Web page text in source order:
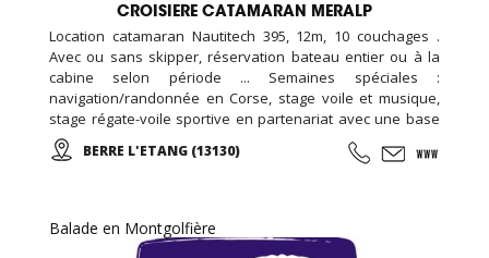
CROISIERE CATAMARAN MERALP
Location catamaran Nautitech 395, 12m, 10 couchages .
Avec ou sans skipper, réservation bateau entier ou à la
cabine selon période ... Semaines spéciales :
navigation/randonnée en Corse, stage voile et musique,
stage régate-voile sportive en partenariat avec une base
de voile... Croisières et sorties sur mesure pour les
groupes, familles, ados, congrès.
BERRE L'ETANG (13130)
Balade en Montgolfière